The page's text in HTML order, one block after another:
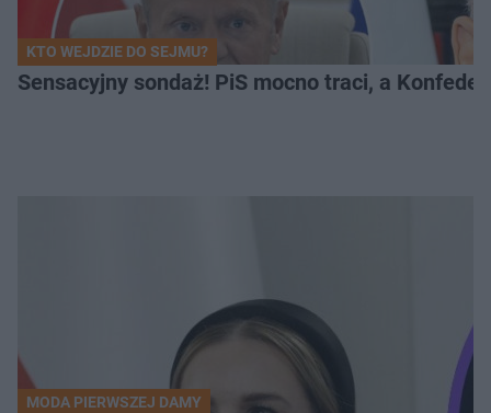
KTO WEJDZIE DO SEJMU?
Sensacyjny sondaż! PiS mocno traci, a
MODA PIERWSZEJ DAMY